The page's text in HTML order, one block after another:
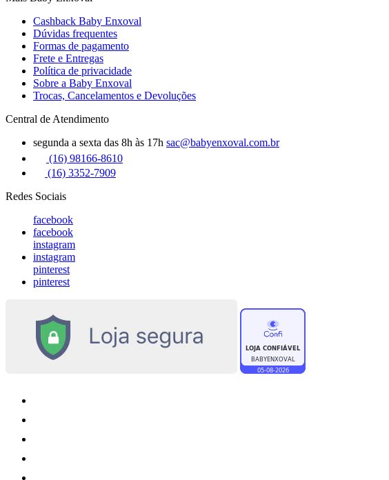
Cashback Baby Enxoval
Dúvidas frequentes
Formas de pagamento
Frete e Entregas
Política de privacidade
Sobre a Baby Enxoval
Trocas, Cancelamentos e Devoluções
Central de Atendimento
segunda a sexta das 8h às 17h sac@babyenxoval.com.br
(16) 98166-8610
(16) 3352-7909
Redes Sociais
facebook
facebook
instagram
instagram
pinterest
pinterest